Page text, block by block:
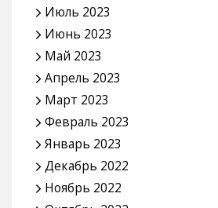
Июль 2023
Июнь 2023
Май 2023
Апрель 2023
Март 2023
Февраль 2023
Январь 2023
Декабрь 2022
Ноябрь 2022